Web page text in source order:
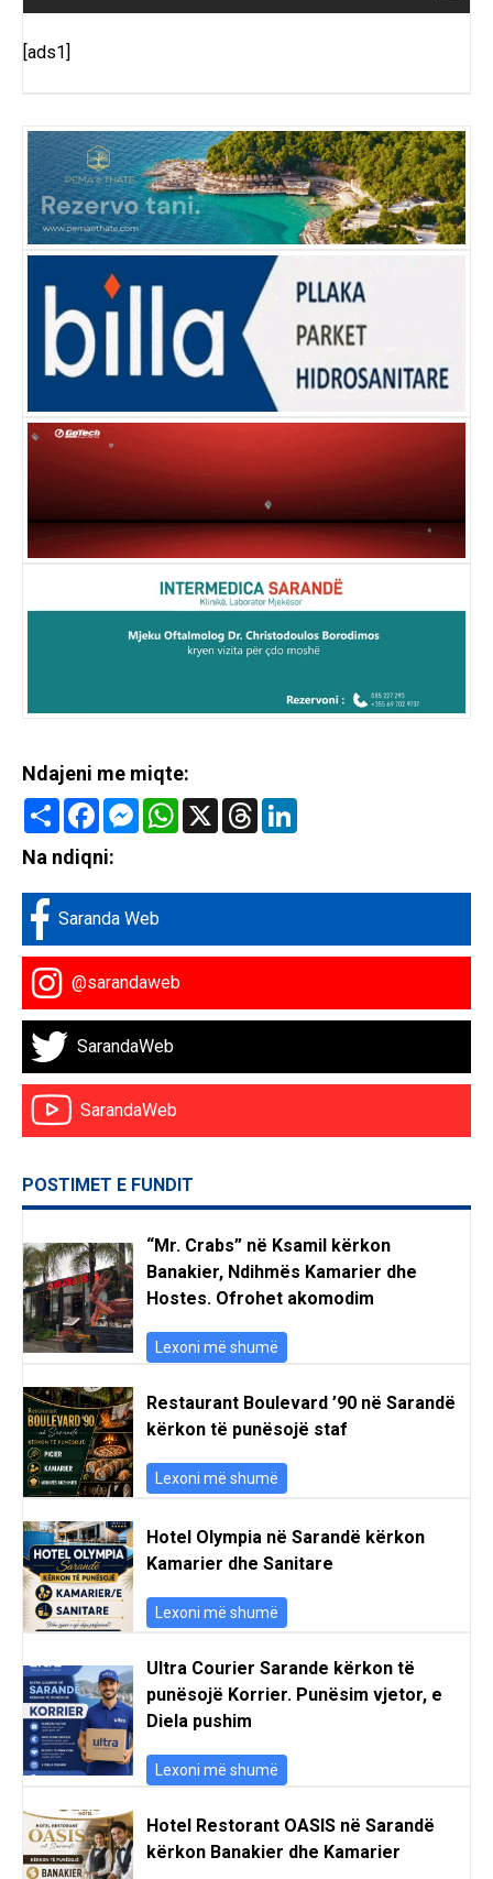
[ads1]
Ndajeni me miqte:
Share FacebookMessenger
WhatsApp
X Threads
Na ndiqni:
Saranda Web
@sarandaweb
SarandaWeb
SarandaWeb
POSTIMET E FUNDIT
“Mr. Crabs” në Ksamil kërkon
Banakier, Ndihmës Kamarier dhe
Hostes. Ofrohet akomodim
Lexoni më shumë
Restaurant Boulevard ’90 në Sarandë
kërkon të punësojë staf
Lexoni më shumë
Hotel Olympia në Sarandë kërkon
Kamarier dhe Sanitare
Lexoni më shumë
Ultra Courier Sarande kërkon të
punësojë Korrier. Punësim vjetor, e
Diela pushim
Lexoni më shumë
Hotel Restorant OASIS në Sarandë
kërkon Banakier dhe Kamarier